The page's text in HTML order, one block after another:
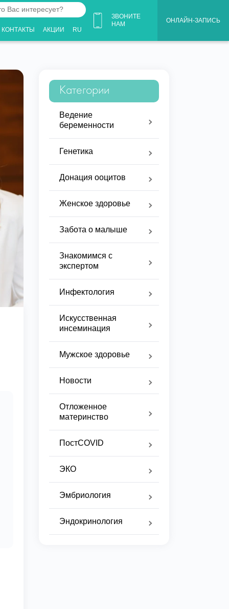
КОНТАКТЫ АКЦИИ RU
ЗВОНИТЕ
НАМ
ОНЛАЙН-ЗАПИСЬ
Категории
Ведение
беременности
Генетика
Донация ооцитов
Женское здоровье
Забота о малыше
Знакомимся с
экспертом
Инфектология
Искусственная
инсеминация
Мужское здоровье
Новости
Отложенное
материнство
ПостCOVID
ЭКО
Эмбриология
Эндокринология